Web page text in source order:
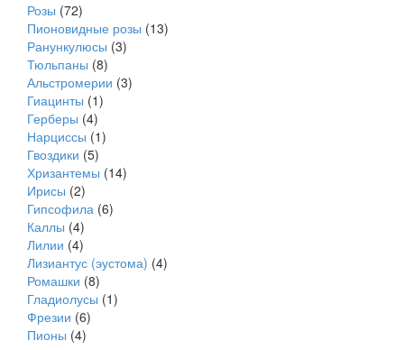
Розы (72)
Пионовидные розы (13)
Ранункулюсы (3)
Тюльпаны (8)
Альстромерии (3)
Гиацинты (1)
Герберы (4)
Нарциссы (1)
Гвоздики (5)
Хризантемы (14)
Ирисы (2)
Гипсофила (6)
Каллы (4)
Лилии (4)
Лизиантус (эустома) (4)
Ромашки (8)
Гладиолусы (1)
Фрезии (6)
Пионы (4)